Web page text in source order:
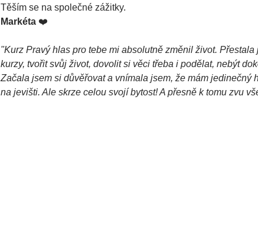
Těším se na společné zážitky.
Markéta ❤️
"Kurz Pravý hlas pro tebe mi absolutně změnil život.
kurzy, tvořit svůj život, dovolit si věci třeba i podělat, nebýt
Začala jsem si důvěřovat a vnímala jsem, že mám
na jevišti. Ale skrze celou svojí bytost! A přesně k tomu zvu